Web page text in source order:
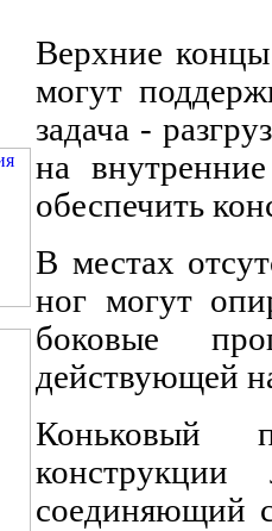
Верхние
могут
задача -
на
обеспечить
В местах
ног могут
боковые
действующей
Коньковый
соединяющий